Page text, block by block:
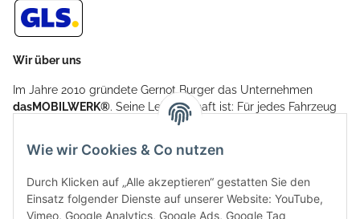
Wir über uns
Im Jahre 2010 gründete Gernot Burger das Unternehmen
dasMOBILWERK®. Seine Leidenschaft ist: Für jedes Fahrzeug
ein Car Cover anzubieten - passgenau und individuell.
Aufgrund der vielen positiven Kundenrückmeldungen kamen
weitere Produkte, wie Reifenschuhe, Hardtopständer hinzu.
Seine Reifenschoner werden in Deutschland produziert und
sind mit hochwertigen Techniken und Materialien gefertigt.
Wie wir Cookies & Co nutzen
Durch Klicken auf „Alle akzeptieren“ gestatten Sie den
Einsatz folgender Dienste auf unserer Website: YouTube,
Vimeo, Google Analytics, Google Ads, Google Tag